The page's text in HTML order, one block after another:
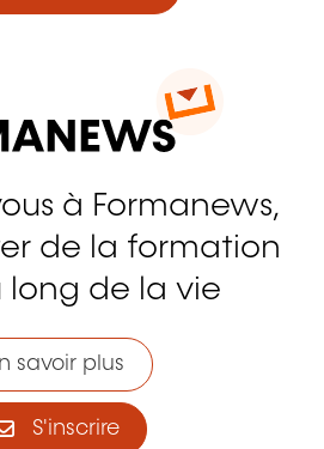
à Formanews,
de la formation
long de la vie
savoir plus
S'inscrire